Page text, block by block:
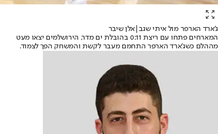
ג'ארד הארפר מול איתי שגב|אלן שיבר
המארחים פתחו עם ריצת 0:11 בהובלת ים מדר, הירושלמים יצאו מעט
מההלם כשג'ארד הארפר התחמם מעבר לקשת והמשחק הפך לצמוד.